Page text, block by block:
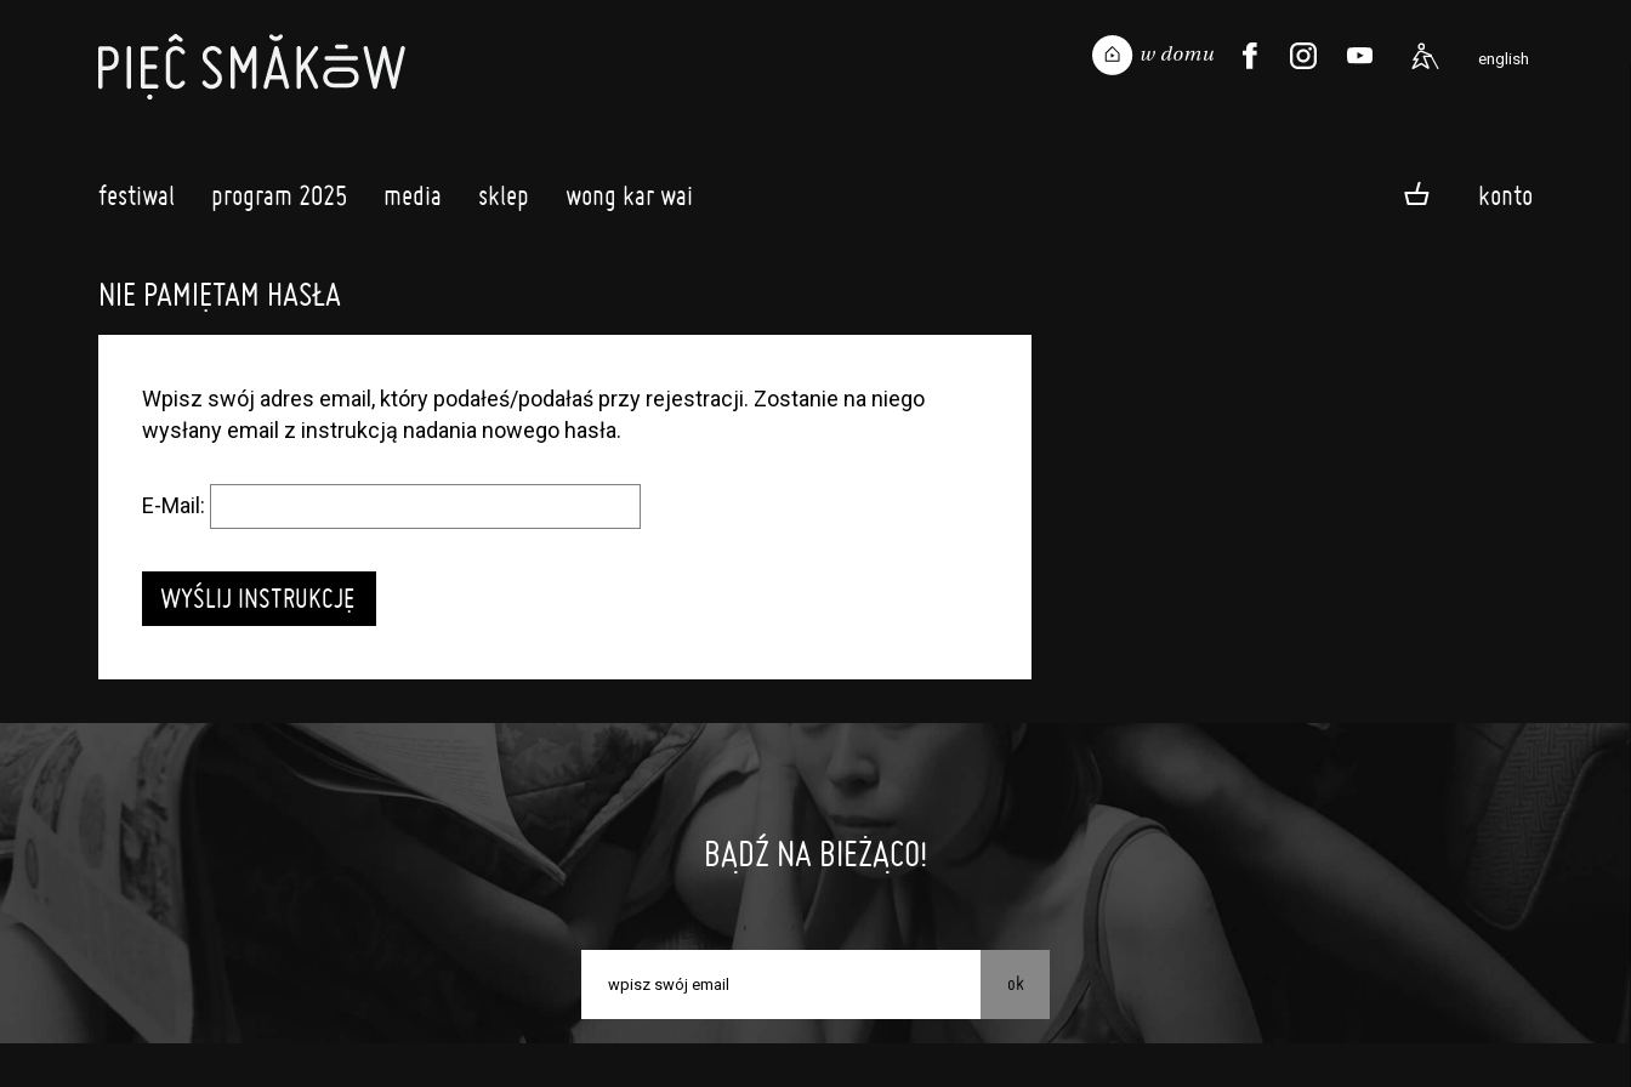
english
festiwal program 2025 media sklep wong kar wai konto
NIE PAMIĘTAM HASŁA
Wpisz swój adres email, który podałeś/podałaś przy rejestracji. Zostanie na niego
wysłany email z instrukcją nadania nowego hasła.
E-Mail:
BĄDŹ NA BIEŻĄCO!
ok